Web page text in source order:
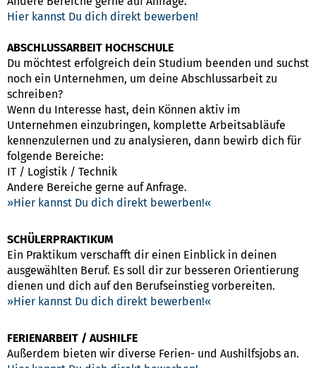
Hier kannst Du dich direkt bewerben!
ABSCHLUSSARBEIT HOCHSCHULE
Du möchtest erfolgreich dein Studium beenden und suchst
noch ein Unternehmen, um deine Abschlussarbeit zu
schreiben?
Wenn du Interesse hast, dein Können aktiv im
Unternehmen einzubringen, komplette Arbeitsabläufe
kennenzulernen und zu analysieren, dann bewirb dich für
folgende Bereiche:
IT / Logistik / Technik
Andere Bereiche gerne auf Anfrage.
Hier kannst Du dich direkt bewerben!
SCHÜLERPRAKTIKUM
Ein Praktikum verschafft dir einen Einblick in deinen
ausgewählten Beruf. Es soll dir zur besseren Orientierung
dienen und dich auf den Berufseinstieg vorbereiten.
Hier kannst Du dich direkt bewerben!
FERIENARBEIT / AUSHILFE
Außerdem bieten wir diverse Ferien- und Aushilfsjobs an.